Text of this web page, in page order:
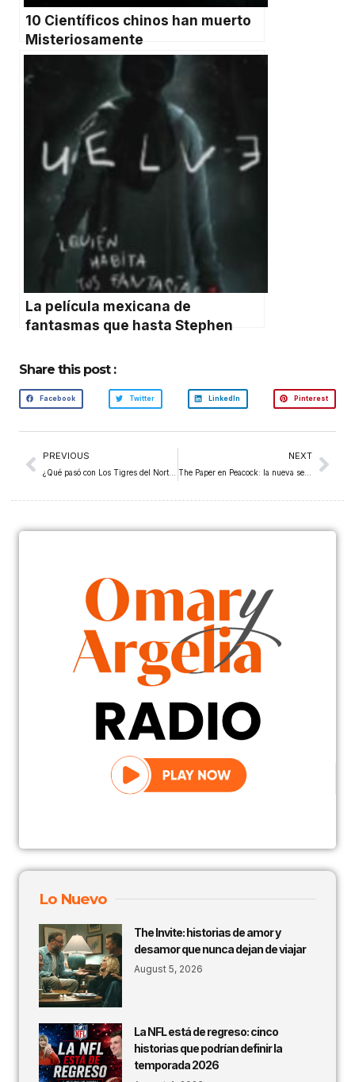
10 Científicos chinos han muerto
Misteriosamente
La película mexicana de
fantasmas que hasta Stephen
Share this post :
Facebook Twitter LinkedIn Pinterest
PREVIOUS NEXT
The Paper en Peacock: la nueva serie que recuerda al fenómeno de The Office
Lo Nuevo
The Invite: historias de amor y
desamor que nunca dejan de viajar
August 5, 2026
La NFL está de regreso: cinco
historias que podrían definir la
temporada 2026